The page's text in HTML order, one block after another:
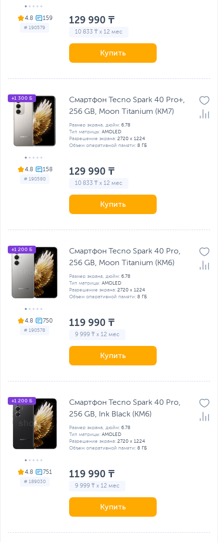
4.8
# 190579
129 990 ₸
10 833 ₸ x 12 мес
Купить
4.8
# 190580
+1 300 Б
Смартфон Tecno Spark 40 Pro+,
256 GB, Moon Titanium (KM7)
Размер экрана, дюйм: 6.78
Тип матрицы: AMOLED
Разрешение экрана: 2720 х 1224
Объем оперативной памяти: 8 ГБ
129 990 ₸
10 833 ₸ x 12 мес
Купить
4.8
# 190578
+1 200 Б
Смартфон Tecno Spark 40 Pro,
256 GB, Moon Titanium (KM6)
Размер экрана, дюйм: 6.78
Тип матрицы: AMOLED
Разрешение экрана: 2720 х 1224
Объем оперативной памяти: 8 ГБ
119 990 ₸
9 999 ₸ x 12 мес
Купить
4.8
# 189030
+1 200 Б
Смартфон Tecno Spark 40 Pro,
256 GB, Ink Black (KM6)
Размер экрана, дюйм: 6.78
Тип матрицы: AMOLED
Разрешение экрана: 2720 х 1224
Объем оперативной памяти: 8 ГБ
119 990 ₸
9 999 ₸ x 12 мес
Купить